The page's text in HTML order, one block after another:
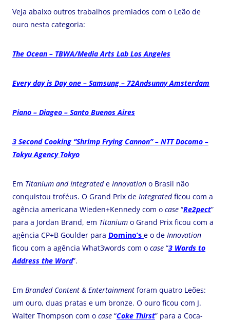
Veja abaixo outros trabalhos premiados com o Leão de
ouro nesta categoria:
The Ocean – TBWA/Media Arts Lab Los Angeles
Every day is Day one – Samsung – 72Andsunny Amsterdam
Piano – Diageo – Santo Buenos Aires
3 Second Cooking “Shrimp Frying Cannon” – NTT Docomo –
Tokyu Agency Tokyo
Em Titanium and Integratede Innovation o Brasil não
conquistou troféus. O Grand Prix de Integratedficou com a
agência americana Wieden+Kennedy com o case “Re2pect”
para a Jordan Brand, em Titanium o Grand Prix ficou com a
agência CP+B Goulder para Domino’s e o de Innovation
ficou com a agência What3words com o case “3 Words to
Address the Word”.
Em Branded Content & Entertainment foram quatro Leões:
um ouro, duas pratas e um bronze. O ouro ficou com J.
Walter Thompson com o case “Coke Thirst” para a Coca-